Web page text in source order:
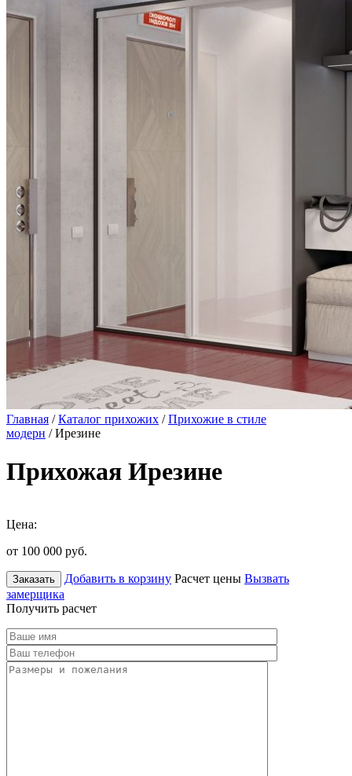
Главная /Каталог прихожих /Прихожие в стиле
модерн / Ирезине
Прихожая Ирезине
Цена:
от 100 000 руб.
Заказать Добавить в корзину Расчет цены Вызвать
замерщика
Получить расчет